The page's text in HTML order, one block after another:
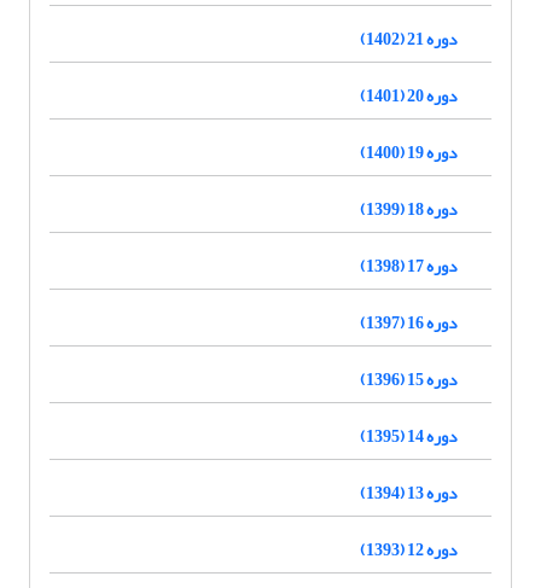
دوره 21 (1402)
دوره 20 (1401)
دوره 19 (1400)
دوره 18 (1399)
دوره 17 (1398)
دوره 16 (1397)
دوره 15 (1396)
دوره 14 (1395)
دوره 13 (1394)
دوره 12 (1393)